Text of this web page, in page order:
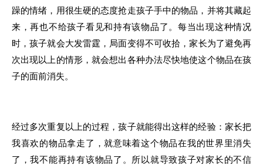
躁的情绪 ， 用很生硬的态度抢走孩子手中的物品 ， 并将其藏起
来 ，再也不给孩子看见和持有该物品了。每当出现这种情况
时，孩子就会大发雷霆 ， 局面变得不可收拾 ，家长为了避免再
次出现以上的情形，就会想出各种办法尽快地使这个物品在孩
子的面前消失。
经过多次重复以上的过程 ，孩子就能得出这样的经验：家长把
我喜欢的物品拿走了 ，就意味着这个物品在我的世界里消失
了，我不能再持有该物品了 。所以就导致孩子对家长的不信